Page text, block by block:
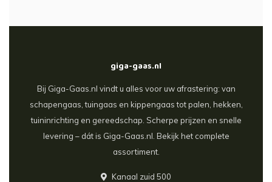
giga-gaas.nl
Bij Giga-Gaas.nl vindt u alles voor uw afrastering: van
schapengaas, tuingaas en kippengaas tot palen, hekken,
tuininrichting en gereedschap. Scherpe prijzen en snelle
levering – dát is Giga-Gaas.nl. Bekijk het complete
assortiment.
Kanaal zuid 500